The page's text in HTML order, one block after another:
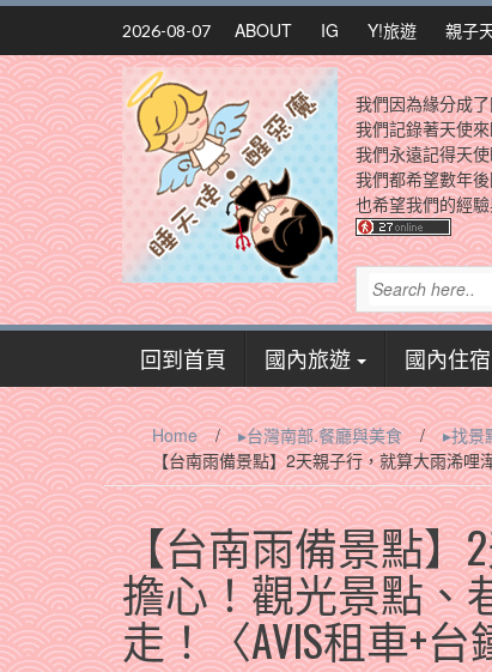
Skip
content
2026-08-07 ABOUT IG Y!旅遊 親子
我們因為緣分成
我們記錄著天使
我們永遠記得天
我們都希望數年
也希望我們的經
回到首頁 國內旅遊 國內住宿
Home / ▸台灣南部.餐廳與美食 / ▸找景
【台南雨備景點】2天親子行，就算大雨浠哩
【台南雨備景點】
擔心！觀光景點、
走！〈AVIS租車+